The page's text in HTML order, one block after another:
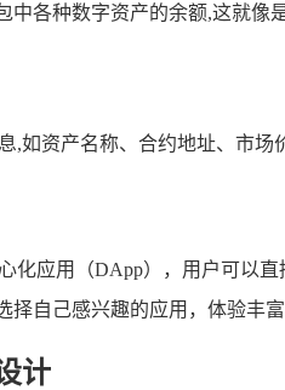
中各种数字资产的余额,这就像
,如资产名称、合约地址、市
化应用（DApp），用户可以
择自己感兴趣的应用，体验丰富
计